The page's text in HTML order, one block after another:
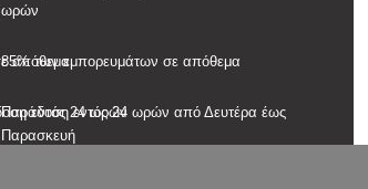
ωρών
85% των εμπορευμάτων σε απόθεμα
Παράδοση εντός 24 ωρών από Δευτέρα έως
Παρασκευή